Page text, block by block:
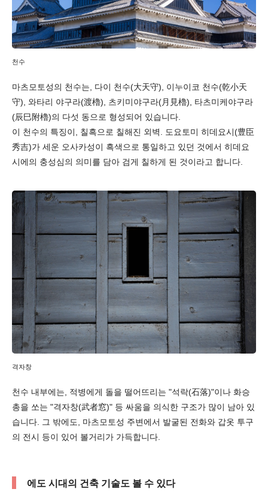
천수
마츠모토성의 천수는, 다이 천수(大天守), 이누이코 천수(乾小天
守), 와타리 야구라(渡櫓), 츠키미야구라(月見櫓), 타츠미케야구라
(辰巳附櫓)의 다섯 동으로 형성되어 있습니다.
이 천수의 특징이, 칠흑으로 칠해진 외벽. 도요토미 히데요시(豊臣
秀吉)가 세운 오사카성이 흑색으로 통일하고 있던 것에서 히데요
시에의 충성심의 의미를 담아 검게 칠하게 된 것이라고 합니다.
격자창
천수 내부에는, 적병에게 돌을 떨어뜨리는 "석락(石落)"이나 화승
총을 쏘는 "격자창(武者窓)" 등 싸움을 의식한 구조가 많이 남아 있
습니다. 그 밖에도, 마츠모토성 주변에서 발굴된 전화와 갑옷 투구
의 전시 등이 있어 볼거리가 가득합니다.
에도 시대의 건축 기술도 볼 수 있다